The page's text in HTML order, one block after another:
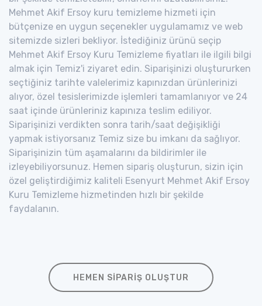
Mehmet Akif Ersoy kuru temizleme hizmeti için
bütçenize en uygun seçenekler uygulamamız ve web
sitemizde sizleri bekliyor. İstediğiniz ürünü seçip
Mehmet Akif Ersoy Kuru Temizleme fiyatları ile ilgili bilgi
almak için Temiz'i ziyaret edin. Siparişinizi oluştururken
seçtiğiniz tarihte valelerimiz kapınızdan ürünlerinizi
alıyor, özel tesislerimizde işlemleri tamamlanıyor ve 24
saat içinde ürünleriniz kapınıza teslim ediliyor.
Siparişinizi verdikten sonra tarih/saat değişikliği
yapmak istiyorsanız Temiz size bu imkanı da sağlıyor.
Siparişinizin tüm aşamalarını da bildirimler ile
izleyebiliyorsunuz. Hemen sipariş oluşturun, sizin için
özel geliştirdiğimiz kaliteli Esenyurt Mehmet Akif Ersoy
Kuru Temizleme hizmetinden hızlı bir şekilde
faydalanın.
HEMEN SIPARIŞ OLUŞTUR